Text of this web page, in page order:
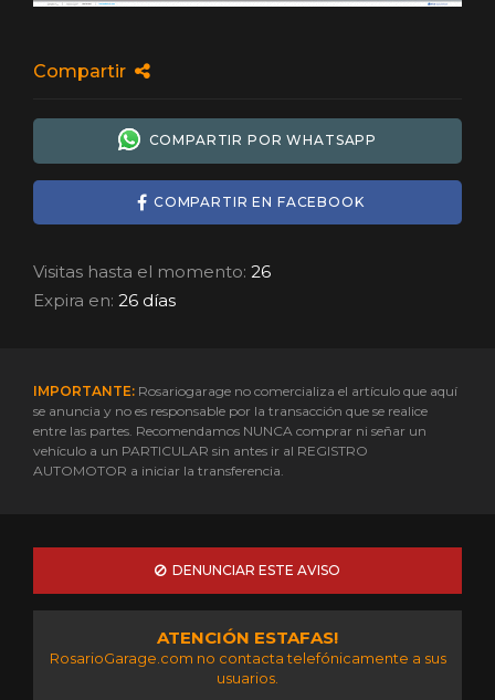
Compartir
COMPARTIR POR WHATSAPP
COMPARTIR EN FACEBOOK
Visitas hasta el momento: 26
Expira en: 26 días
IMPORTANTE: Rosariogarage no comercializa el artículo que aquí
se anuncia y no es responsable por la transacción que se realice
entre las partes. Recomendamos NUNCA comprar ni señar un
vehículo a un PARTICULAR sin antes ir al REGISTRO
AUTOMOTOR a iniciar la transferencia.
DENUNCIAR ESTE AVISO
ATENCIÓN ESTAFAS!
RosarioGarage.com no contacta telefónicamente a sus
usuarios.